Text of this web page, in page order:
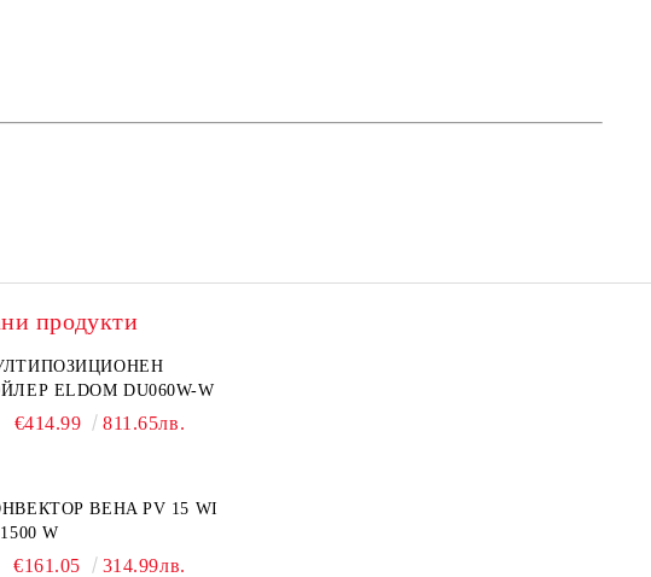
продукти
ELDOM DU060W-W
€414.99 811.65лв.
BEHA PV 15 WI
W
€161.05 314.99лв.